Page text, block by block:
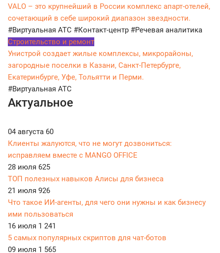
VALO – это крупнейший в России комплекс апарт-отелей,
сочетающий в себе широкий диапазон звездности.
#Виртуальная АТС #Контакт-центр #Речевая аналитика
Строительство и ремонт
Унистрой создает жилые комплексы, микрорайоны,
загородные поселки в Казани, Санкт-Петербурге,
Екатеринбурге, Уфе, Тольятти и Перми.
#Виртуальная АТС
Актуальное
04 августа 60
Клиенты жалуются, что не могут дозвониться:
исправляем вместе с MANGO OFFICE
28 июля 625
ТОП полезных навыков Алисы для бизнеса
21 июля 926
Что такое ИИ-агенты, для чего они нужны и как бизнесу
ими пользоваться
16 июля 1 241
5 самых популярных скриптов для чат-ботов
09 июля 1 565